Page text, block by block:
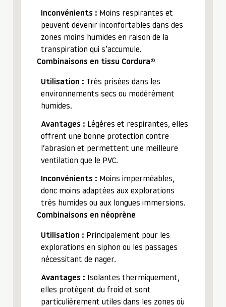
Inconvénients : Moins respirantes et
peuvent devenir inconfortables dans des
zones moins humides en raison de la
transpiration qui s’accumule.
Combinaisons en tissu Cordura®
Utilisation : Très prisées dans les
environnements secs ou modérément
humides.
Avantages : Légères et respirantes, elles
offrent une bonne protection contre
l’abrasion et permettent une meilleure
ventilation que le PVC.
Inconvénients : Moins imperméables,
donc moins adaptées aux explorations
très humides ou aux longues immersions.
Combinaisons en néoprène
Utilisation : Principalement pour les
explorations en siphon ou les passages
nécessitant de nager.
Avantages : Isolantes thermiquement,
elles protègent du froid et sont
particulièrement utiles dans les zones où